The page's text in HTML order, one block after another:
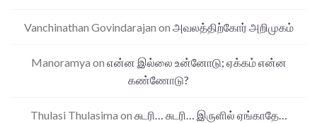
Vanchinathan Govindarajan on அவலத்திற்கோர் அறிமுகம்
Manoramya on என்ன இல்லை உன்னோடு; ஏக்கம் என்ன
கண்ணோடு?
Thulasi Thulasima on சுடரி… சுடரி… இருளில் ஏங்காதே…